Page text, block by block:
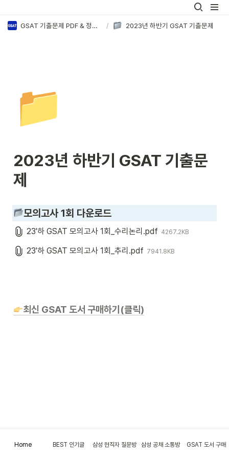
GSAT 기출문제 PDF & 정답·해설 모음 / 2023년 하반기 GSAT 기출문제
📁
2023년 하반기 GSAT 기출문
제
모의고사 1회 다운로드
23'하 GSAT 모의고사 1회_수리논리.pdf 4267.2KB
23'하 GSAT 모의고사 1회_추리.pdf 7941.8KB
최신 GSAT 도서 구매하기(클릭)
Home BEST 인기글 삼성 현직자 질문방 삼성 공채 소통방 GSAT 도서 구매